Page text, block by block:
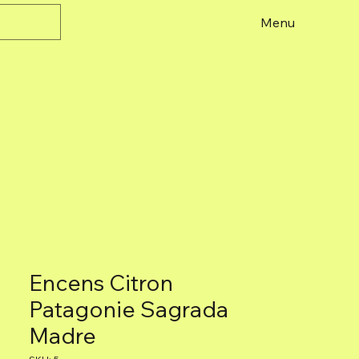
Menu
Encens Citron
Patagonie Sagrada
Madre